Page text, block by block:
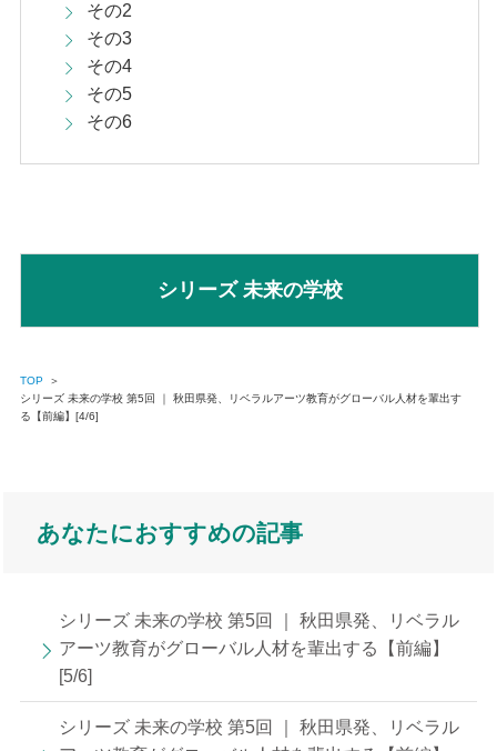
その2
その3
その4
その5
その6
シリーズ 未来の学校
TOP
＞
シリーズ 未来の学校 第5回 ｜ 秋田県発、リベラルアーツ教育がグローバル人材を輩出す
る【前編】[4/6]
あなたにおすすめの記事
シリーズ 未来の学校 第5回 ｜ 秋田県発、リベラル
アーツ教育がグローバル人材を輩出する【前編】
[5/6]
シリーズ 未来の学校 第5回 ｜ 秋田県発、リベラル